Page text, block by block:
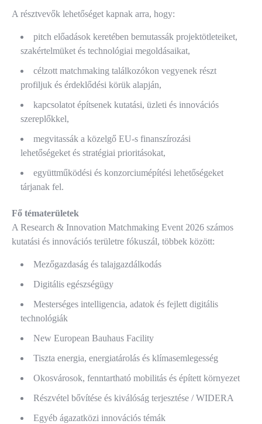
A résztvevők lehetőséget kapnak arra, hogy:
pitch előadások keretében bemutassák projektötleteiket,
szakértelmüket és technológiai megoldásaikat,
célzott matchmaking találkozókon vegyenek részt
profiljuk és érdeklődési körük alapján,
kapcsolatot építsenek kutatási, üzleti és innovációs
szereplőkkel,
megvitassák a közelgő EU-s finanszírozási
lehetőségeket és stratégiai prioritásokat,
együttműködési és konzorciumépítési lehetőségeket
tárjanak fel.
Fő tématerületek
A Research & Innovation Matchmaking Event 2026 számos
kutatási és innovációs területre fókuszál, többek között:
Mezőgazdaság és talajgazdálkodás
Digitális egészségügy
Mesterséges intelligencia, adatok és fejlett digitális
technológiák
New European Bauhaus Facility
Tiszta energia, energiatárolás és klímasemlegesség
Okosvárosok, fenntartható mobilitás és épített környezet
Részvétel bővítése és kiválóság terjesztése / WIDERA
Egyéb ágazatközi innovációs témák